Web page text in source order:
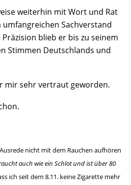
weiterhin mit Wort und Rat
Sachverstand
blieb er bis zu seinem
Stimmen Deutschlands und
mir sehr vertraut geworden.
nicht mit dem Rauchen aufhören
auch wie ein Schlot und ist über 80
ich seit dem 8.11. keine Zigarette mehr